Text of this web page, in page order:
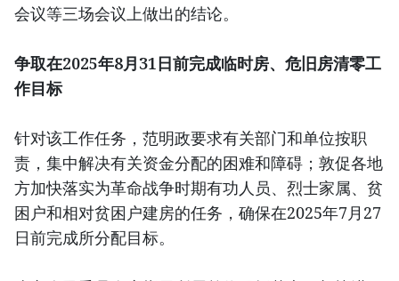
会议等三场会议上做出的结论。
争取在2025年8月31日前完成临时房、危旧房清零工
作目标
针对该工作任务，范明政要求有关部门和单位按职
责，集中解决有关资金分配的困难和障碍；敦促各地
方加快落实为革命战争时期有功人员、烈士家属、贫
困户和相对贫困户建房的任务，确保在2025年7月27
日前完成所分配目标。